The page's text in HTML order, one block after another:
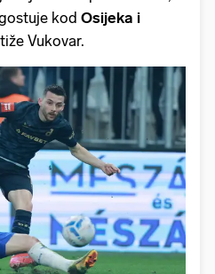
kod Osijeka i
Vukovar.